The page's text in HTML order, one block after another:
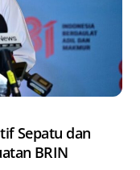
Sepatu dan
BRIN